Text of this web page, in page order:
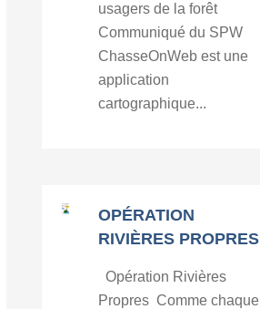
usagers de la forêt
Communiqué du SPW
ChasseOnWeb est une
application
cartographique...
OPÉRATION
RIVIÈRES PROPRES
Opération Rivières
Propres Comme chaque